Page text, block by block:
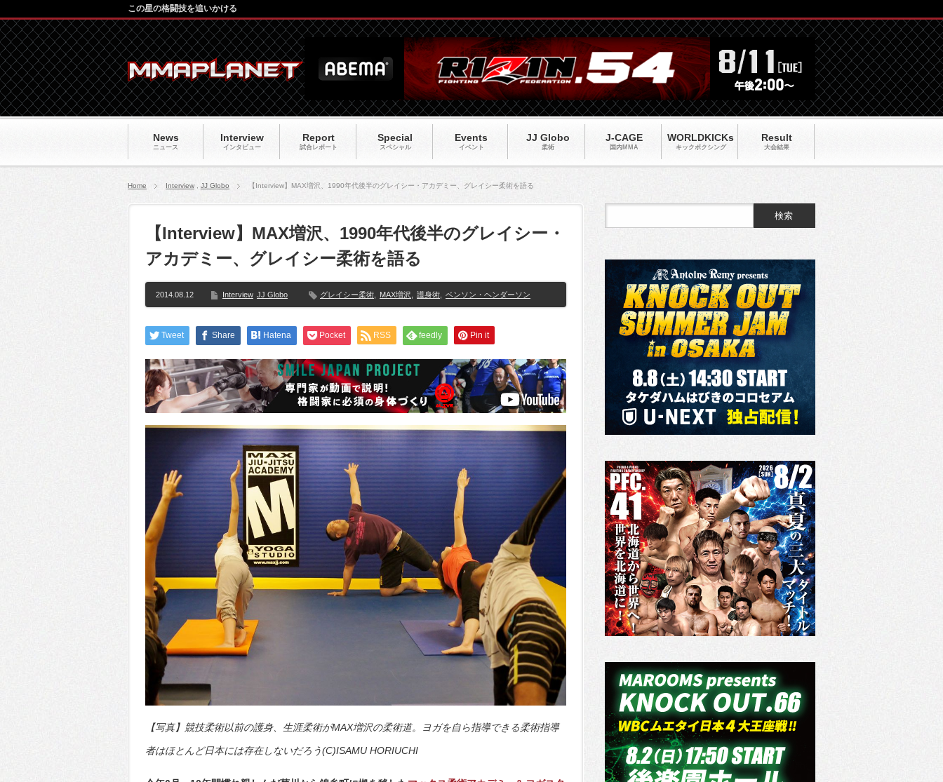
News
ニュース
Interview
インタビュー
Report
試合レポート
Special
スペシャル
Events
イベント
JJ Globo
柔術
J-CAGE
国内MMA
WORLDKICKs
キックポクシング
Result
大会結果
この星の格闘技を追いかける
Home Interview JJ Globo 【Interview】MAX増沢、1990年代後半のグレイシー・アカデミー、グレイシー柔術を語る
【Interview】MAX増沢、1990年代後半のグレイシー・
アカデミー、グレイシー柔術を語る
2014.08.12 Interview JJ Globo グレイシー柔術 MAX増沢 護身術 ベンソン・ヘンダーソン
Tweet Share Hatena Pocket RSS feedly Pin it
【写真】競技柔術以前の護身、生涯柔術がMAX増沢の柔術道。ヨガを自ら指導できる柔術指導
者はほとんど日本には存在しないだろう(C)ISAMU HORIUCHI